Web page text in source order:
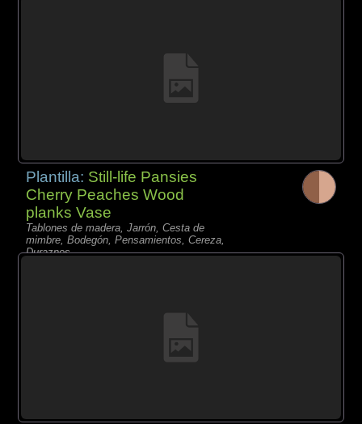
Plantilla: Still-life Pansies
Cherry Peaches Wood
planks Vase
Tablones de madera, Jarrón, Cesta de
mimbre, Bodegón, Pensamientos, Cereza,
Duraznos,